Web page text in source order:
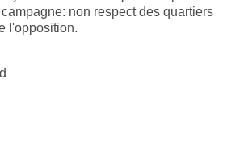
non respect des quartiers
l'opposition.